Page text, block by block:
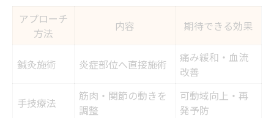
アプローチ
方法
内容 期待できる効果
鍼灸施術 炎症部位へ直接施術
痛み緩和・血流
改善
手技療法
筋肉・関節の動きを
調整
可動域向上・再
発予防